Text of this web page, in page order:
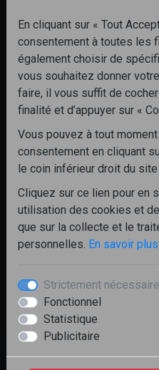
En cliquant sur « Tout
consentement à toutes les
également choisir de
vous souhaitez donner
faire, il vous suffit de
finalité et d’appuyer sur «
Vous pouvez à tout
consentement en cliquant
le coin inférieur droit du site
Cliquez sur ce lien pour en
utilisation des cookies et
que sur la collecte et le
personnelles. En savoir
Strictement nécessaire
Fonctionnel
Statistique
Publicitaire
CHARPENTE
BARDAGEBLOC
BOISLUCARNESAUVENT
CHARETTERIE
Voir la